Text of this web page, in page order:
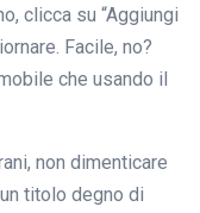
clicca su “Aggiungi
Facile, no?
che usando il
non dimenticare
titolo degno di